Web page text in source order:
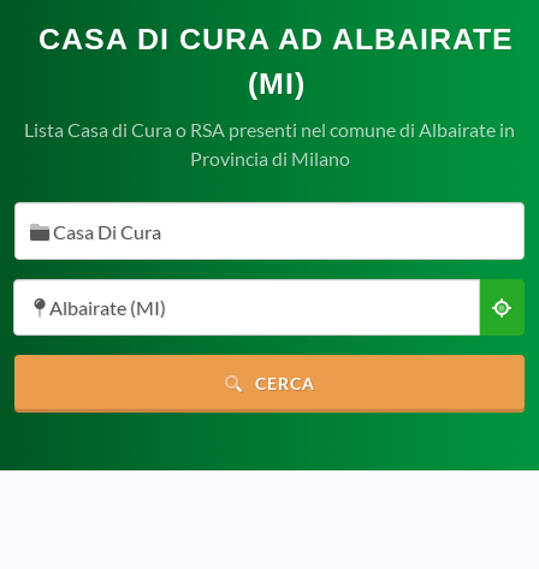
CASA DI CURA AD ALBAIRATE
(MI)
Lista Casa di Cura o RSA presenti nel comune di Albairate in
Provincia di Milano
Casa Di Cura
Albairate (MI)
CERCA